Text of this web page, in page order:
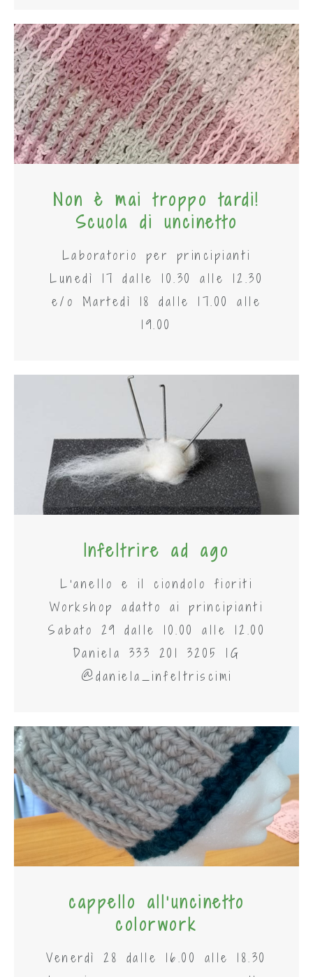
Non è mai troppo tardi!
Scuola di uncinetto
Laboratorio per principianti
Lunedì 17 dalle 10.30 alle 12.30
e/o Martedì 18 dalle 17.00 alle
19.00
Infeltrire ad ago
L'anello e il ciondolo fioriti
Workshop adatto ai principianti
Sabato 29 dalle 10.00 alle 12.00
Daniela 333 201 3205 IG
@daniela_infeltriscimi
cappello all'uncinetto
colorwork
Venerdì 28 dalle 16.00 alle 18.30